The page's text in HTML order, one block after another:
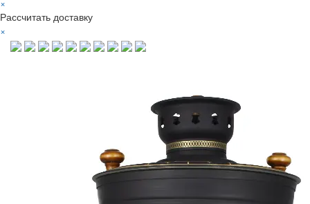
×
Рассчитать доставку
×